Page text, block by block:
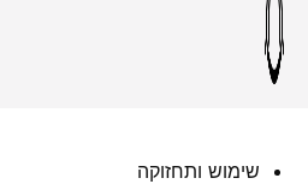
שימוש ותחזוקה